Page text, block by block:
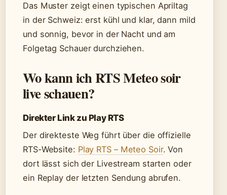
Das Muster zeigt einen typischen Apriltag
in der Schweiz: erst kühl und klar, dann mild
und sonnig, bevor in der Nacht und am
Folgetag Schauer durchziehen.
Wo kann ich RTS Meteo soir
live schauen?
Direkter Link zu Play RTS
Der direkteste Weg führt über die offizielle
RTS-Website: Play RTS – Meteo Soir. Von
dort lässt sich der Livestream starten oder
ein Replay der letzten Sendung abrufen.